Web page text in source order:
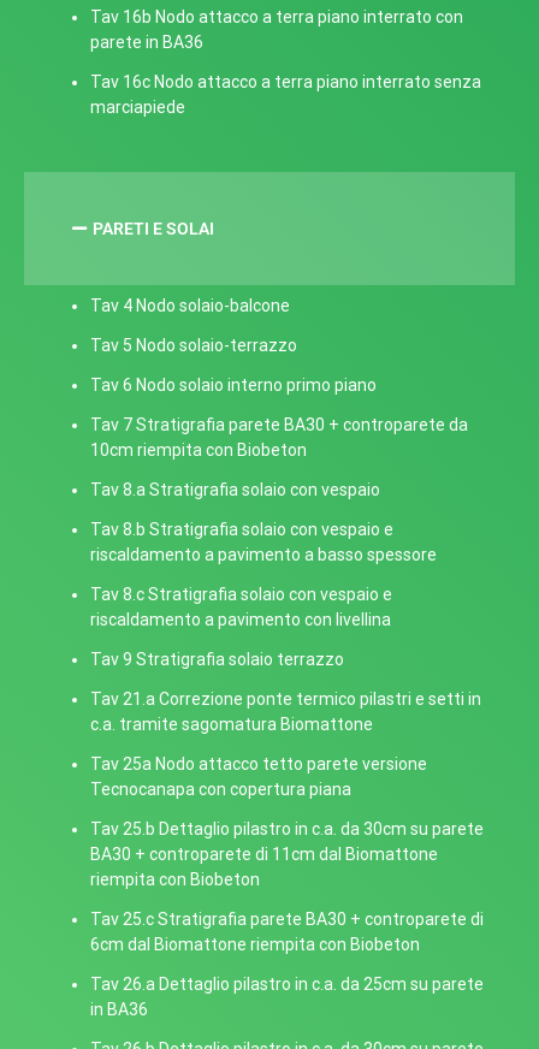
Tav 16b Nodo attacco a terra piano interrato con
parete in BA36
Tav 16c Nodo attacco a terra piano interrato senza
marciapiede
PARETI E SOLAI
Tav 4 Nodo solaio-balcone
Tav 5 Nodo solaio-terrazzo
Tav 6 Nodo solaio interno primo piano
Tav 7 Stratigrafia parete BA30 + controparete da
10cm riempita con Biobeton
Tav 8.a Stratigrafia solaio con vespaio
Tav 8.b Stratigrafia solaio con vespaio e
riscaldamento a pavimento a basso spessore
Tav 8.c Stratigrafia solaio con vespaio e
riscaldamento a pavimento con livellina
Tav 9 Stratigrafia solaio terrazzo
Tav 21.a Correzione ponte termico pilastri e setti in
c.a. tramite sagomatura Biomattone
Tav 25a Nodo attacco tetto parete versione
Tecnocanapa con copertura piana
Tav 25.b Dettaglio pilastro in c.a. da 30cm su parete
BA30 + controparete di 11cm dal Biomattone
riempita con Biobeton
Tav 25.c Stratigrafia parete BA30 + controparete di
6cm dal Biomattone riempita con Biobeton
Tav 26.a Dettaglio pilastro in c.a. da 25cm su parete
in BA36